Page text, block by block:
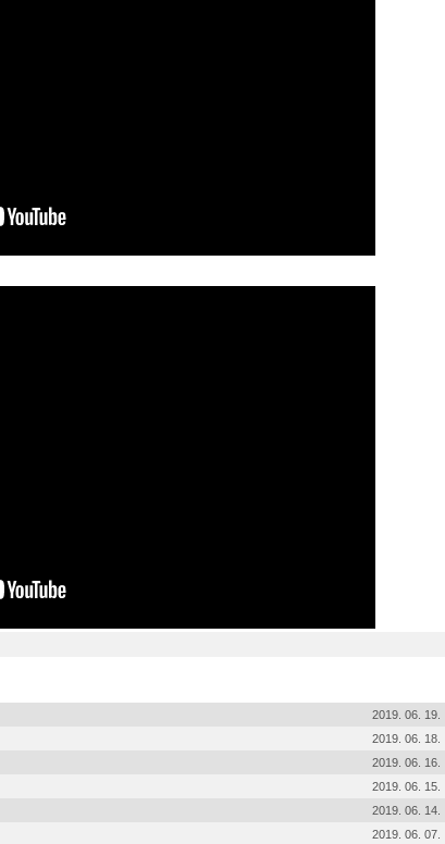
2019. 06. 19.
2019. 06. 18.
2019. 06. 16.
2019. 06. 15.
2019. 06. 14.
2019. 06. 07.